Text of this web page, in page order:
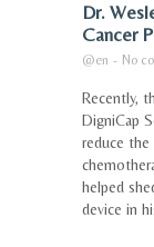
Dr.
Cancer
@en - No
Recently,
DigniCap
reduce
helped
device in